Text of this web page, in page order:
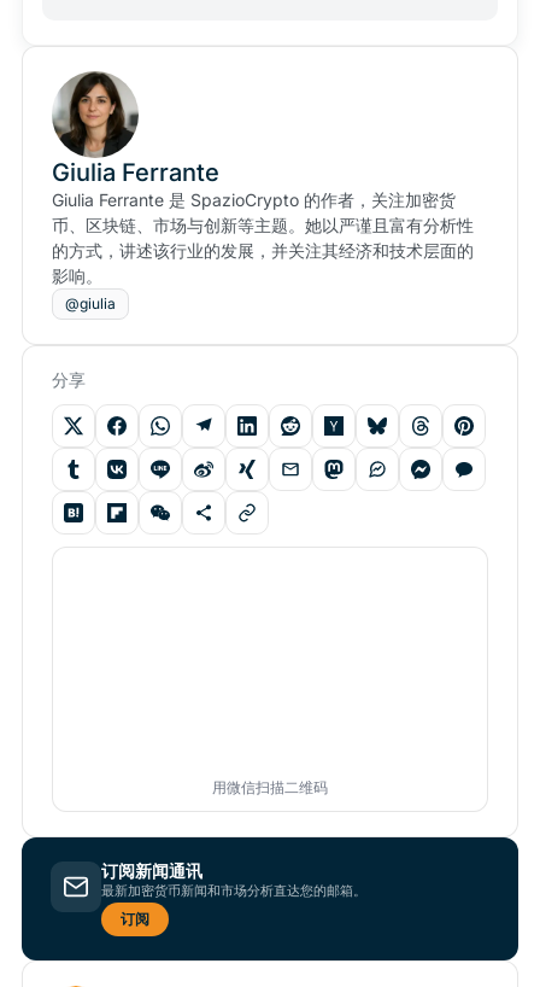
Giulia Ferrante
Giulia Ferrante 是 SpazioCrypto 的作者，关注加密货
币、区块链、市场与创新等主题。她以严谨且富有分析性
的方式，讲述该行业的发展，并关注其经济和技术层面的
影响。
@giulia
分享
用微信扫描二维码
订阅新闻通讯
最新加密货币新闻和市场分析直达您的邮箱。
订阅